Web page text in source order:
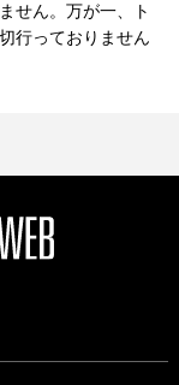
せん。万が一、ト
行っておりません